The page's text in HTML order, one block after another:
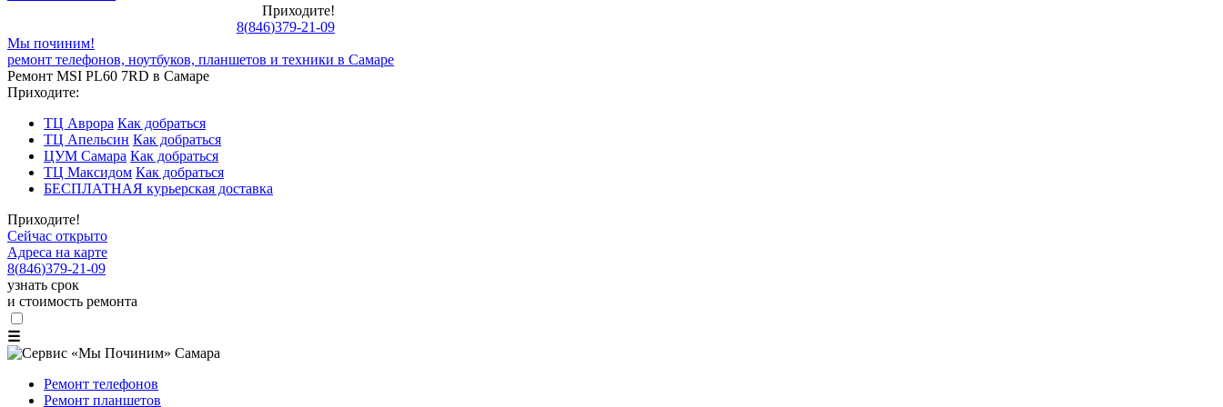
Приходите!
8(846)379-21-09
Мы починим!
ремонт телефонов, ноутбуков, планшетов и техники в Самаре
Ремонт MSI PL60 7RD в Самаре
Приходите:
ТЦ Аврора Как добраться
ТЦ Апельсин Как добраться
ЦУМ Самара Как добраться
ТЦ Максидом Как добраться
БЕСПЛАТНАЯ курьерская доставка
Приходите!
Сейчас открыто
Адреса на карте
8(846)379-21-09
узнать срок
и стоимость ремонта
☰
Ремонт телефонов
Ремонт планшетов